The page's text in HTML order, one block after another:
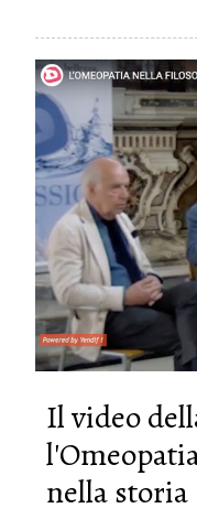
Il video
nella storia